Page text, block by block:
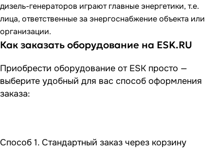
дизель-генераторов играют главные энергетики, т.е.
лица, ответственные за энергоснабжение объекта или
организации.
Как заказать оборудование на ESK.RU
Приобрести оборудование от ESK просто —
выберите удобный для вас способ оформления
заказа:
Способ 1. Стандартный заказ через корзину